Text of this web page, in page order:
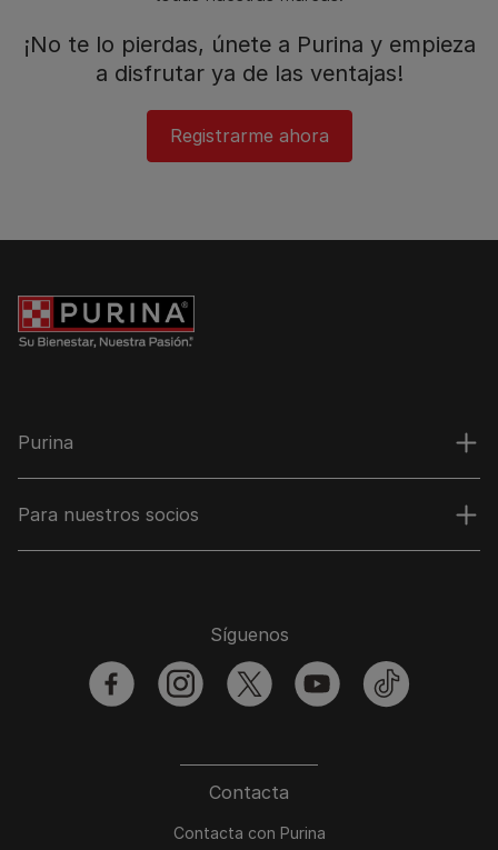
¡No te lo pierdas, únete a Purina y empieza
a disfrutar ya de las ventajas!​
Registrarme ahora​
Purina
Para nuestros socios
Contacta
Contacta con Purina
Síguenos
facebookinstagramtwitter youtubetiktok